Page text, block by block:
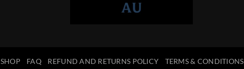
SHOP FAQ REFUND AND RETURNS POLICY TERMS & CONDITIONS